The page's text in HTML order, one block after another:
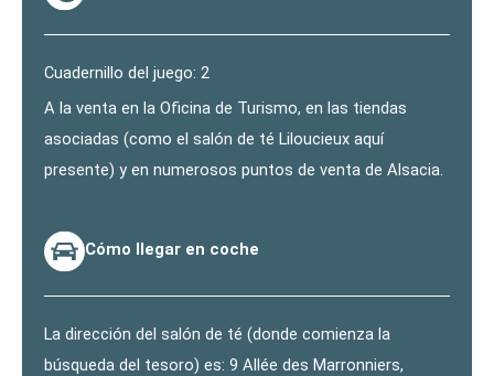
Cuadernillo del juego: 2
A la venta en la Oficina de Turismo, en las tiendas
asociadas (como el salón de té Liloucieux aquí
presente) y en numerosos puntos de venta de Alsacia.
Cómo llegar en coche
La dirección del salón de té (donde comienza la
búsqueda del tesoro) es: 9 Allée des Marronniers,